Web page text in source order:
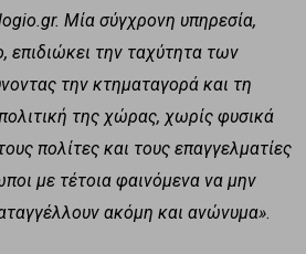
Μία σύγχρονη υπηρεσία,
επιδιώκει την ταχύτητα των
την κτηματαγορά και τη
της χώρας, χωρίς φυσικά
πολίτες και τους επαγγελματίες
με τέτοια φαινόμενα να μην
ακόμη και ανώνυμα».